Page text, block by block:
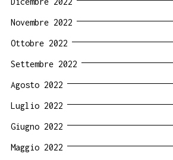
Novembre 2022
Ottobre 2022
Settembre 2022
Agosto 2022
Luglio 2022
Giugno 2022
Maggio 2022